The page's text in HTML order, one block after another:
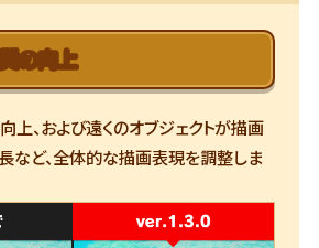
の向上
、および遠くのオブジェクトが描画
など、全体的な描画表現を調整しま